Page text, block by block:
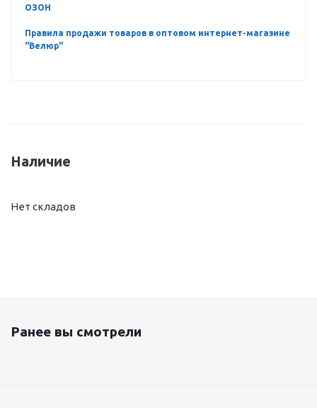
ОЗОН
Правила продажи товаров в оптовом интернет-магазине
"Велюр"
Наличие
Нет складов
Ранее вы смотрели